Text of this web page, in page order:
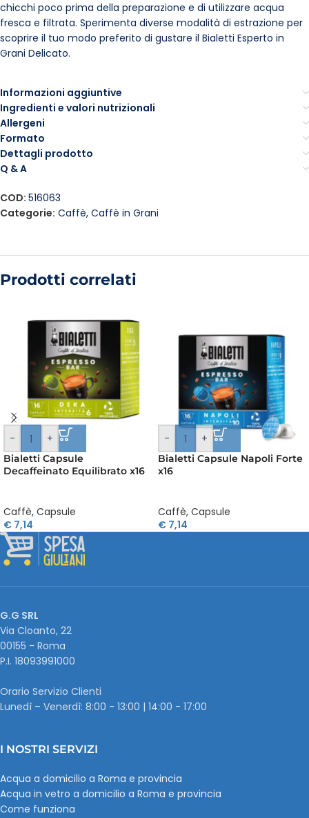
chicchi poco prima della preparazione e di utilizzare acqua
fresca e filtrata. Sperimenta diverse modalità di estrazione per
scoprire il tuo modo preferito di gustare il Bialetti Esperto in
Grani Delicato.
Informazioni aggiuntive
Ingredienti e valori nutrizionali
Allergeni
Formato
Dettagli prodotto
Q & A
COD: 516063
Categorie: Caffè, Caffè in Grani
Prodotti correlati
- +
Bialetti Capsule
Decaffeinato Equilibrato x16
Caffè, Capsule
€ 7,14
- +
Bialetti Capsule Napoli Forte
x16
Caffè, Capsule
€ 7,14
G.G SRL
Via Cloanto, 22
00155 - Roma
P.I. ‭18093991000
Orario Servizio Clienti
Lunedì – Venerdì: 8:00 - 13:00 | 14:00 - 17:00
I NOSTRI SERVIZI
Acqua a domicilio a Roma e provincia
Acqua in vetro a domicilio a Roma e provincia
Come funziona